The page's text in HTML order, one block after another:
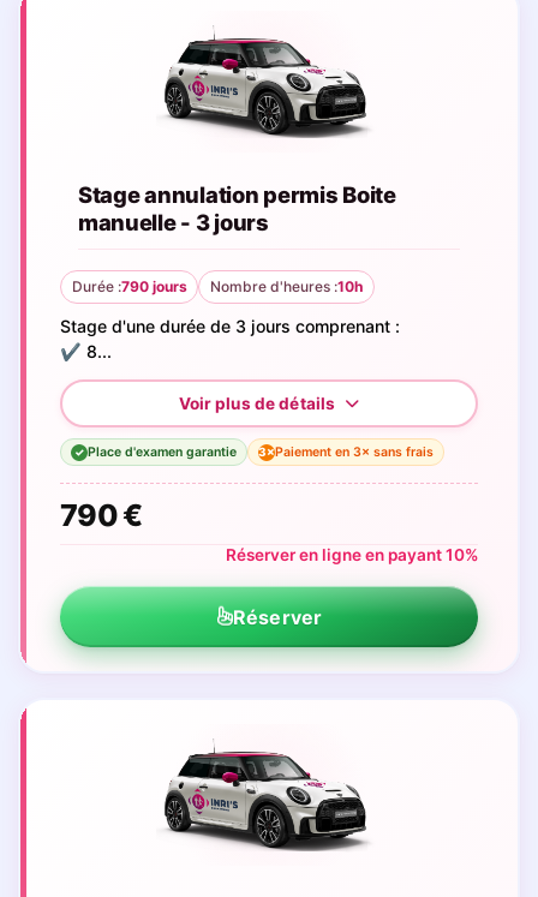
Stage annulation permis Boite
manuelle - 3 jours
Durée :790 jours Nombre d'heures :10h
Stage d'une durée de 3 jours comprenant :
✔️ 8...
✓ Place d'examen garantie 3×Paiement en 3× sans frais
790 €
Réserver en ligne en payant 10%
Réserver